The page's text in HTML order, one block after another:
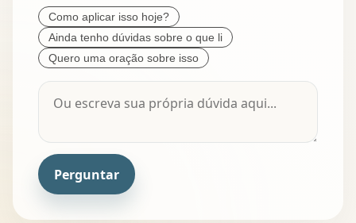
Como aplicar isso hoje?
Ainda tenho dúvidas sobre o que li
Quero uma oração sobre isso
Perguntar